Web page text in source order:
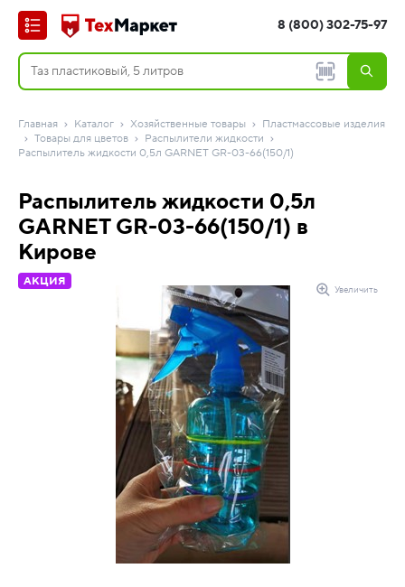
8 (800) 302-75-97
Главная Каталог Хозяйственные товары
Пластмассовые изделия
Товары для цветов
Распылители жидкости
Распылитель жидкости 0,5л GARNET GR-03-66(150/1)
Распылитель жидкости 0,5л
GARNET GR-03-66(150/1) в
Кирове
АКЦИЯ
Увеличить